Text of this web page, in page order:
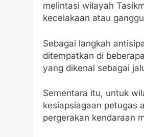
melintasi wilayah
kecelakaan atau
Sebagai langkah
ditempatkan di
yang dikenal sebagai
Sementara itu, untuk
kesiapsiagaan petugas
pergerakan kendaraan